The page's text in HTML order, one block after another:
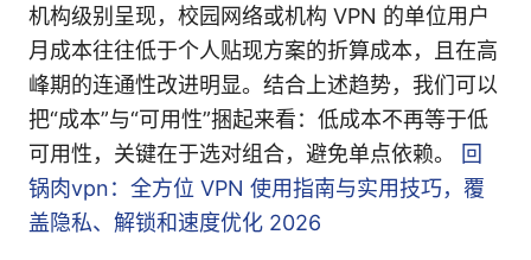
机构级别呈现，校园网络或机构 VPN 的单位用户
月成本往往低于个人贴现方案的折算成本，且在高
峰期的连通性改进明显。结合上述趋势，我们可以
把“成本”与“可用性”捆起来看：低成本不再等于低
可用性，关键在于选对组合，避免单点依赖。 回
锅肉vpn：全方位 VPN 使用指南与实用技巧，覆
盖隐私、解锁和速度优化 2026